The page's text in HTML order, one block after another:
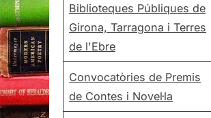
Biblioteques Públiques de
Girona, Tarragona i Terres
de l'Ebre
Convocatòries de Premis
de Contes i Novel·la